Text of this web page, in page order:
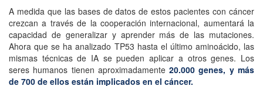
A medida que las bases de datos de estos pacientes con cáncer
crezcan a través de la cooperación internacional, aumentará la
capacidad de generalizar y aprender más de las mutaciones.
Ahora que se ha analizado TP53 hasta el último aminoácido, las
mismas técnicas de IA se pueden aplicar a otros genes. Los
seres humanos tienen aproximadamente20.000 genes, y más
de 700 de ellos están implicados en el cáncer.